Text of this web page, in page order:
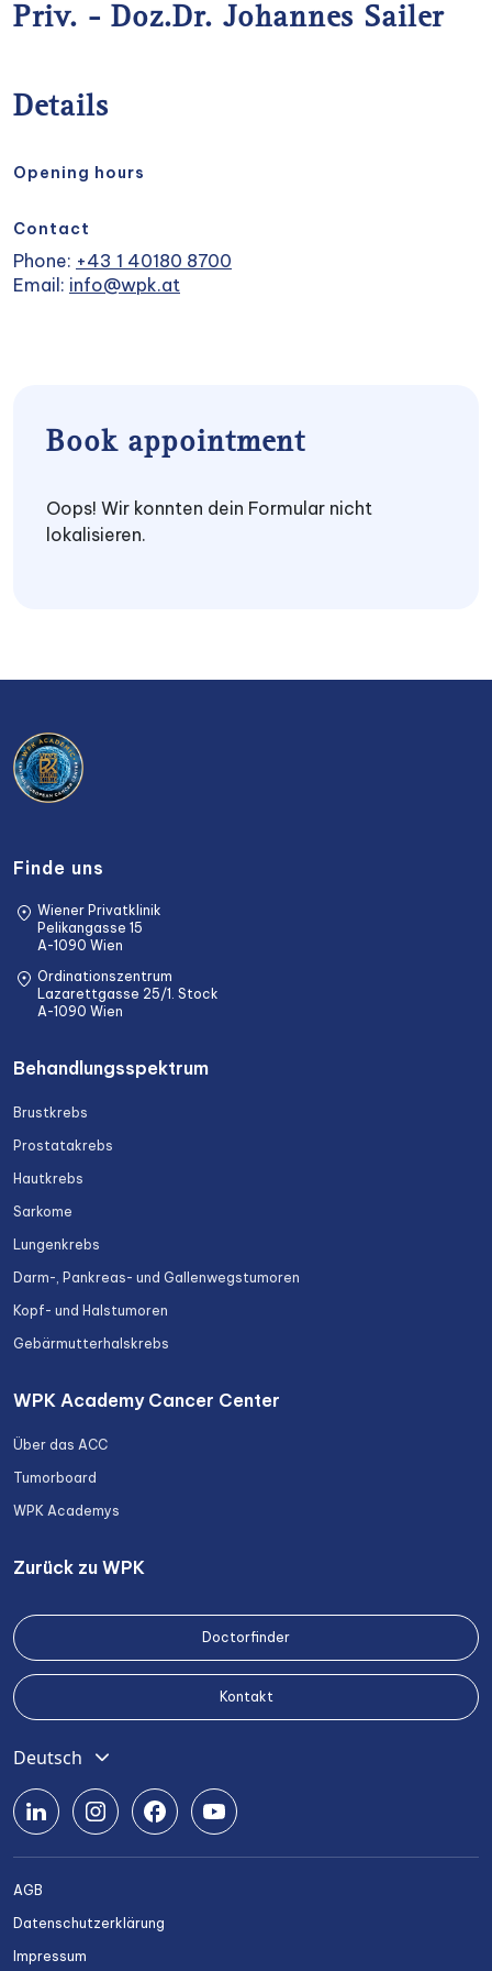
Priv. - Doz.Dr. Johannes Sailer
Details
Opening hours
Contact
Phone: +43 1 40180 8700
Email: info@wpk.at
Book appointment
Oops! Wir konnten dein Formular nicht
lokalisieren.
Finde uns
Wiener Privatklinik
Pelikangasse 15
A-1090 Wien
Ordinationszentrum
Lazarettgasse 25/1. Stock
A-1090 Wien
Behandlungsspektrum
Brustkrebs
Prostatakrebs
Hautkrebs
Sarkome
Lungenkrebs
Darm-, Pankreas- und Gallenwegstumoren
Kopf- und Halstumoren
Gebärmutterhalskrebs
WPK Academy Cancer Center
Über das ACC
Tumorboard
WPK Academys
Zurück zu WPK
Doctorfinder
Kontakt
Deutsch
English
Română
Srpski
Български
Українська
AGB
Datenschutzerklärung
Impressum